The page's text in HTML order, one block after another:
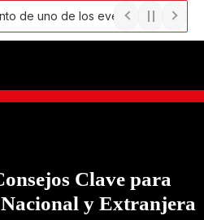
uno de los eventos más
Clave para
y Extranjera